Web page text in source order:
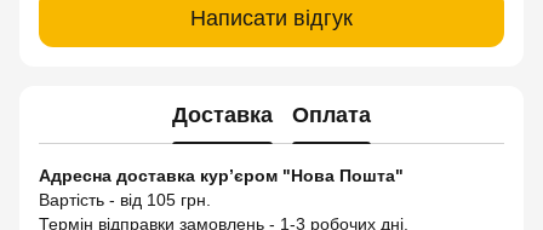
Написати відгук
Доставка Оплата
Адресна доставка кур’єром "Нова Пошта"
Вартість - від 105 грн.
Термін відправки замовлень - 1-3 робочих дні.